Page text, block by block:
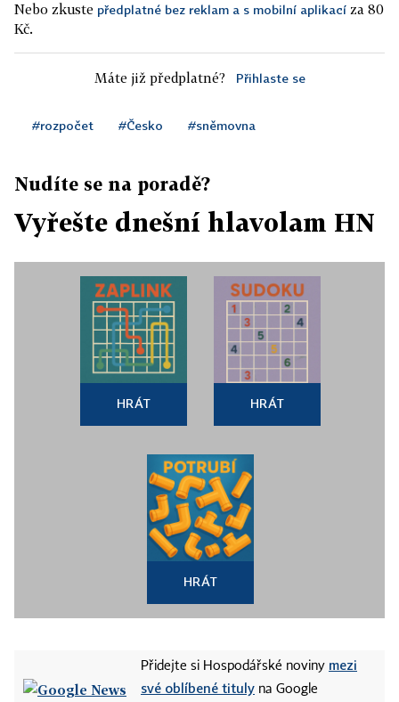
Nebo zkuste předplatné bez reklam a s mobilní aplikací za 80
Kč.
Máte již předplatné? Přihlaste se
#rozpočet #Česko #sněmovna
Nudíte se na poradě?
Vyřešte dnešní hlavolam HN
HRÁT HRÁT
HRÁT
Přidejte si Hospodářské noviny mezi
své oblíbené tituly na Google